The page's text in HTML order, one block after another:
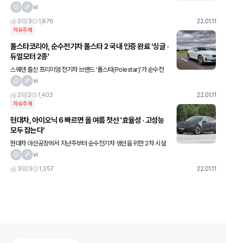
다. 17일(현지 시각) 몬테카를로 랠리에 하이브리드 기반 I20N 전기
vi
2
3 1,876 22.01.11
자유주제
폴스타코리아, 순수전기차 폴스타 2 국내 인증 완료 '싱글 ·
듀얼모터 2종'
스웨덴 출신 프리미엄 전기차 브랜드 '폴스타(Polestar)'가 순수전
기차 '폴스타 2' 싱글모터와 듀얼모터 2종의 국내 소음 및 배출가스
vi
2
2 1,403 22.01.11
자유주제
현대차, 아이오닉 6 빠르면 올 여름 첫선 '효율성 · 고성능
모두 잡는다'
현대차 아산공장에서 지난주부터 순수전기차 생산을 위한 2차 시설
정비에 돌입한 가운데 이 곳에서 제작되는 '아이오닉 6'가 이르면 올
vi
3
3 1,357 22.01.11